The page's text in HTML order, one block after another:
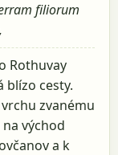
filiorum
Rothuvay
blízo cesty.
zvanému
východ
a k